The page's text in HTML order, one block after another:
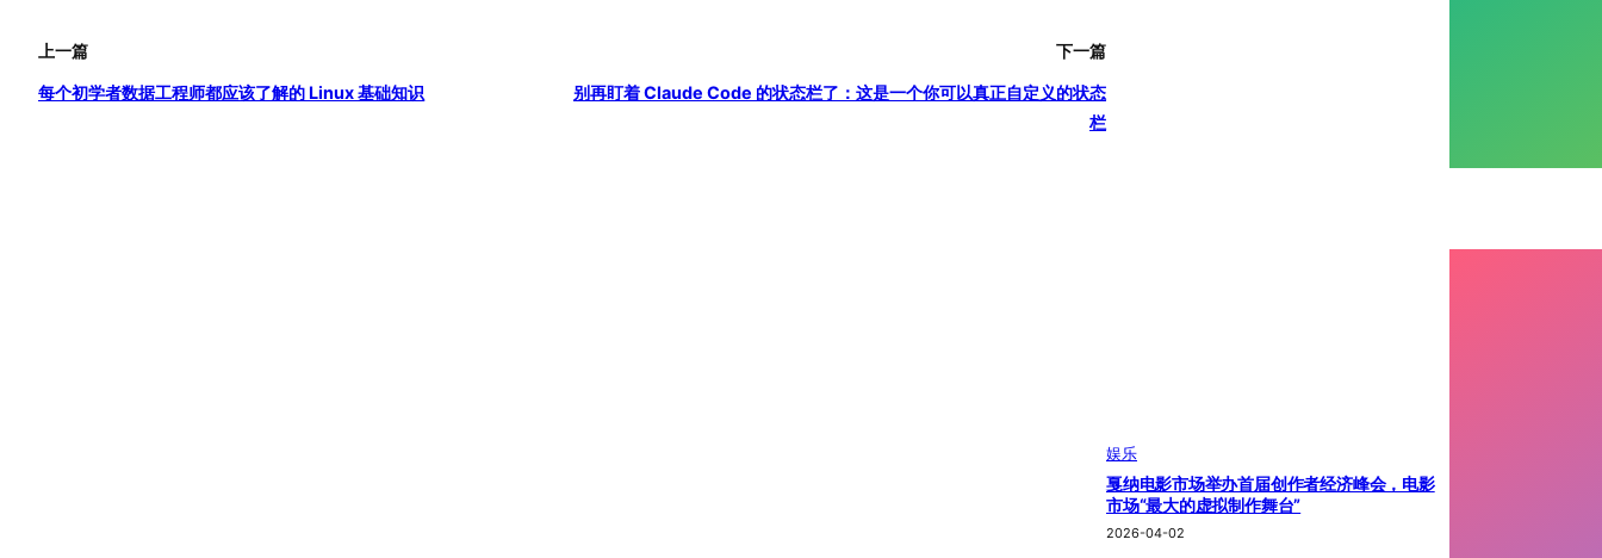
上一篇
每个初学者数据工程师都应该了解的 Linux 基础知识
下一篇
别再盯着 Claude Code 的状态栏了：这是一个你可以真正自定义的状态
栏
娱乐
戛纳电影市场举办首届创作者经济峰会，电影
市场“最大的虚拟制作舞台”
2026-04-02